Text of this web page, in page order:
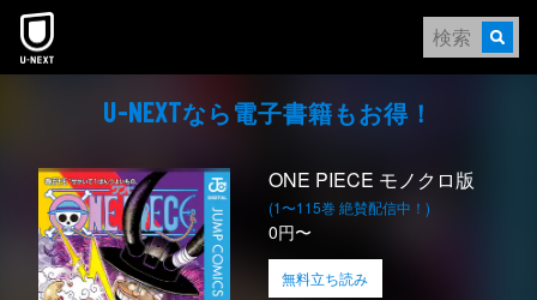
本文へスキップ
U-NEXTなら電⼦書籍もお得！
ONE PIECE モノクロ版
(1〜115巻 絶賛配信中！)
0円〜
無料立ち読み